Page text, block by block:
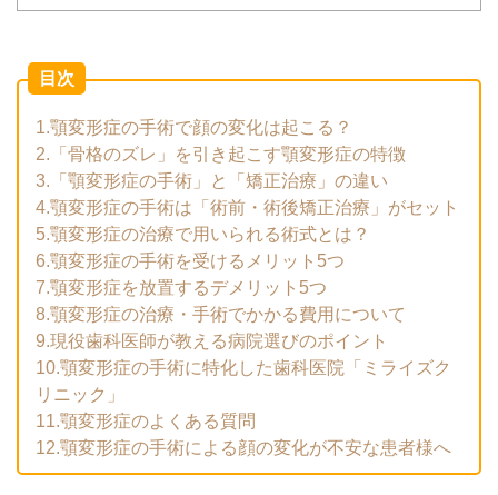
目次
1.顎変形症の手術で顔の変化は起こる？
2.「骨格のズレ」を引き起こす顎変形症の特徴
3.「顎変形症の手術」と「矯正治療」の違い
4.顎変形症の手術は「術前・術後矯正治療」がセット
5.顎変形症の治療で用いられる術式とは？
6.顎変形症の手術を受けるメリット5つ
7.顎変形症を放置するデメリット5つ
8.顎変形症の治療・手術でかかる費用について
9.現役歯科医師が教える病院選びのポイント
10.顎変形症の手術に特化した歯科医院「ミライズク
リニック」
11.顎変形症のよくある質問
12.顎変形症の手術による顔の変化が不安な患者様へ